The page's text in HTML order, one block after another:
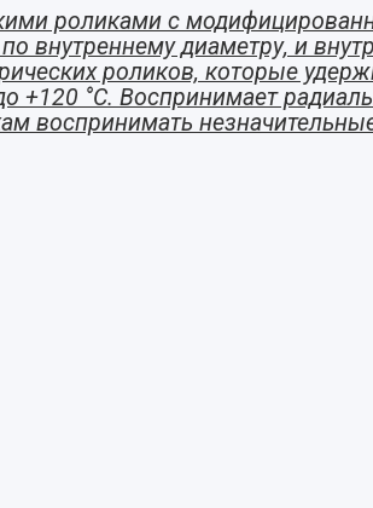
роликами с
внутреннему диаметру, и
роликов, которые
+120 °C. Воспринимает
воспринимать